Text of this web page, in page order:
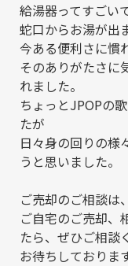
給湯器ってすごいで
蛇口からお湯が出
今ある便利さに慣
そのありがたさに
れました。
ちょっとJPOPの
たが
日々身の回りの様
うと思いました。
ご売却のご相談は
ご自宅のご売却、
たら、ぜひご相談
お待ちしておりま